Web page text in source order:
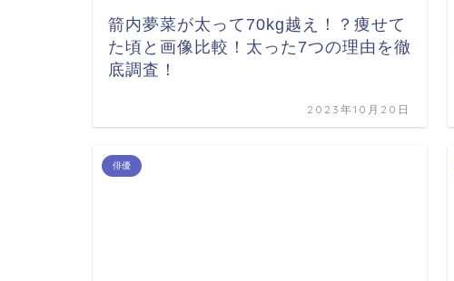
箭内夢菜が太って70kg越え！？痩せて
た頃と画像比較！太った7つの理由を徹
底調査！
2023年10月20日
俳優